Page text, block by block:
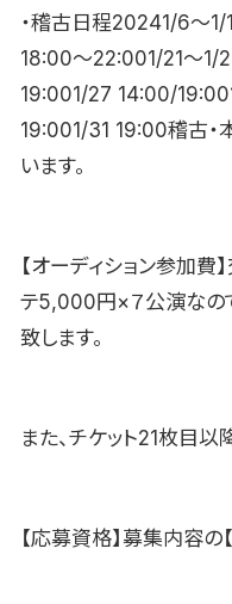
・稽古日程20241/6〜
18:00〜22:001/21〜1/
19:001/27 14:00/
19:001/31 19:00稽古・
います。
【オーディション参加費
テ5,000円×７公演なの
致します。
また、チケット21枚目以
【応募資格】募集内容の